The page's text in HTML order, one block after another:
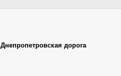
Днепропетровская дорога